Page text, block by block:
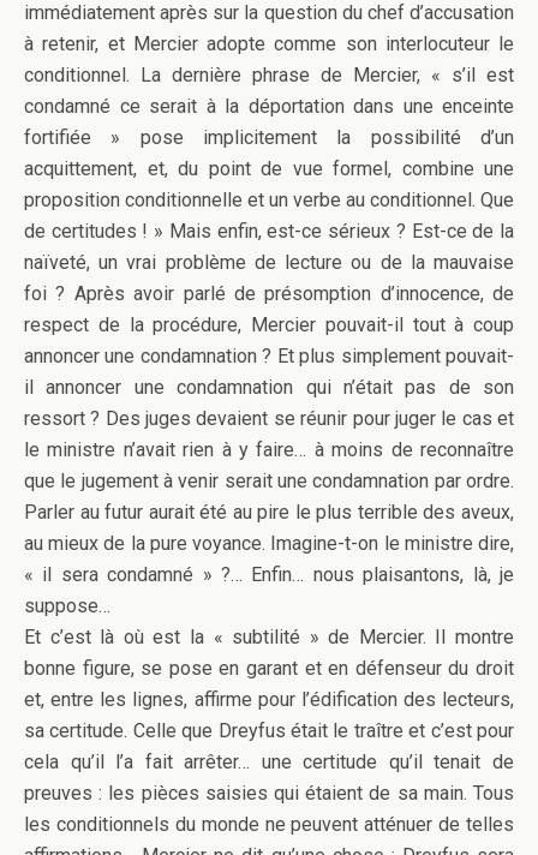
immédiatement après sur la question du chef d’accusation
à retenir, et Mercier adopte comme son interlocuteur le
conditionnel. La dernière phrase de Mercier, « s’il est
condamné ce serait à la déportation dans une enceinte
fortifiée » pose implicitement la possibilité d’un
acquittement, et, du point de vue formel, combine une
proposition conditionnelle et un verbe au conditionnel. Que
de certitudes ! » Mais enfin, est-ce sérieux ? Est-ce de la
naïveté, un vrai problème de lecture ou de la mauvaise
foi ? Après avoir parlé de présomption d’innocence, de
respect de la procédure, Mercier pouvait-il tout à coup
annoncer une condamnation ? Et plus simplement pouvait-
il annoncer une condamnation qui n’était pas de son
ressort ? Des juges devaient se réunir pour juger le cas et
le ministre n’avait rien à y faire… à moins de reconnaître
que le jugement à venir serait une condamnation par ordre.
Parler au futur aurait été au pire le plus terrible des aveux,
au mieux de la pure voyance. Imagine-t-on le ministre dire,
« il sera condamné » ?… Enfin… nous plaisantons, là, je
suppose…
Et c’est là où est la « subtilité » de Mercier. Il montre
bonne figure, se pose en garant et en défenseur du droit
et, entre les lignes, affirme pour l’édification des lecteurs,
sa certitude. Celle que Dreyfus était le traître et c’est pour
cela qu’il l’a fait arrêter… une certitude qu’il tenait de
preuves : les pièces saisies qui étaient de sa main. Tous
les conditionnels du monde ne peuvent atténuer de telles